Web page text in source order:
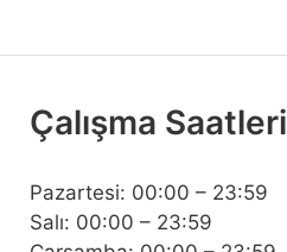
Çalışma Saatleri
Pazartesi: 00:00 – 23:59
Salı: 00:00 – 23:59